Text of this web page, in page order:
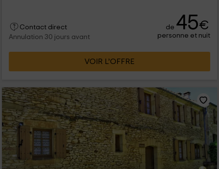
Contact direct
Annulation 30 jours avant
de 45€
personne et nuit
VOIR L’OFFRE